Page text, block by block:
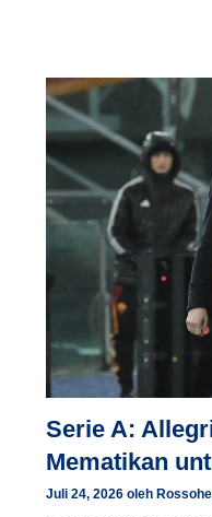
Serie A:
Mematikan
Juli 24, 2026 oleh